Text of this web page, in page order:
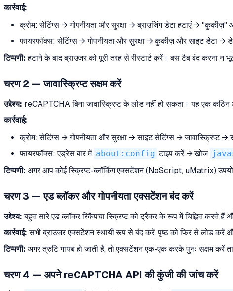
कार्रवाई:
क्रोम: सेटिंग्स → गोपनीयता और सुरक्षा → ब्राउजिंग डेटा हटाएं →
फायरफॉक्स: सेटिंग्स → गोपनीयता और सुरक्षा → कुकीज़ और साइट डेटा →
टिप्पणी: हटाने के बाद ब्राउजर को पूरी तरह से रीस्टार्ट करें। बस टैब बंद करना न
चरण 2 — जावास्क्रिप्ट सक्षम करें
उद्देश्य: reCAPTCHA बिना जावास्क्रिप्ट के लोड नहीं हो सकता। यह एक
कार्रवाई:
क्रोम: सेटिंग्स → गोपनीयता और सुरक्षा → साइट सेटिंग्स → जावास्क्रिप्ट →
फायरफॉक्स: एड्रेस बार में about:config टाइप करें → खोज
टिप्पणी: अगर आप कोई स्क्रिप्ट-ब्लॉकिंग एक्सटेंशन (NoScript, uMatrix)
चरण 3 — एड ब्लॉकर और गोपनीयता एक्सटेंशन बंद करें
उद्देश्य: बहुत सारे एड ब्लॉकर रिकैपचा स्क्रिप्ट को ट्रैकर के रूप में चिह्नित करते हैं
कार्रवाई: सभी ब्राउजर एक्सटेंशन स्थायी रूप से बंद करें, पृष्ठ को फिर से लोड करें
टिप्पणी: अगर त्रुटि गायब हो जाती है, तो एक्सटेंशन एक-एक करके पुनः सक्षम करें
चरण 4 — अपने reCAPTCHA API की कुंजी की जांच करें